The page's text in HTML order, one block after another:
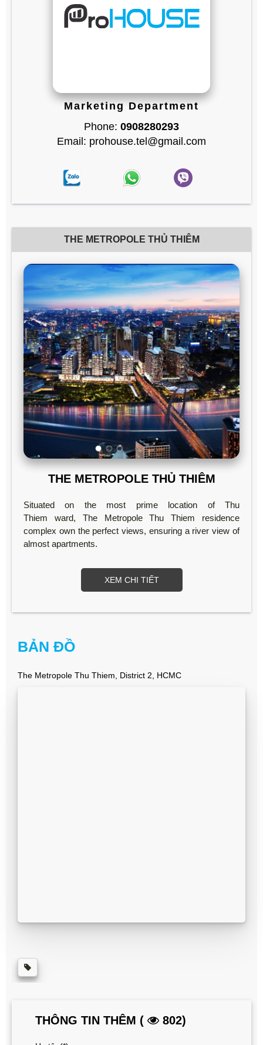
Marketing Department
Phone: 0908280293
Email: prohouse.tel@gmail.com
THE METROPOLE THỦ THIÊM
THE METROPOLE THỦ THIÊM
Situated on the most prime location of Thu
Thiem ward, The Metropole Thu Thiem residence
complex own the perfect views, ensuring a river view of
almost apartments.
XEM CHI TIẾT
BẢN ĐỒ
The Metropole Thu Thiem, District 2, HCMC
THÔNG TIN THÊM ( 802)